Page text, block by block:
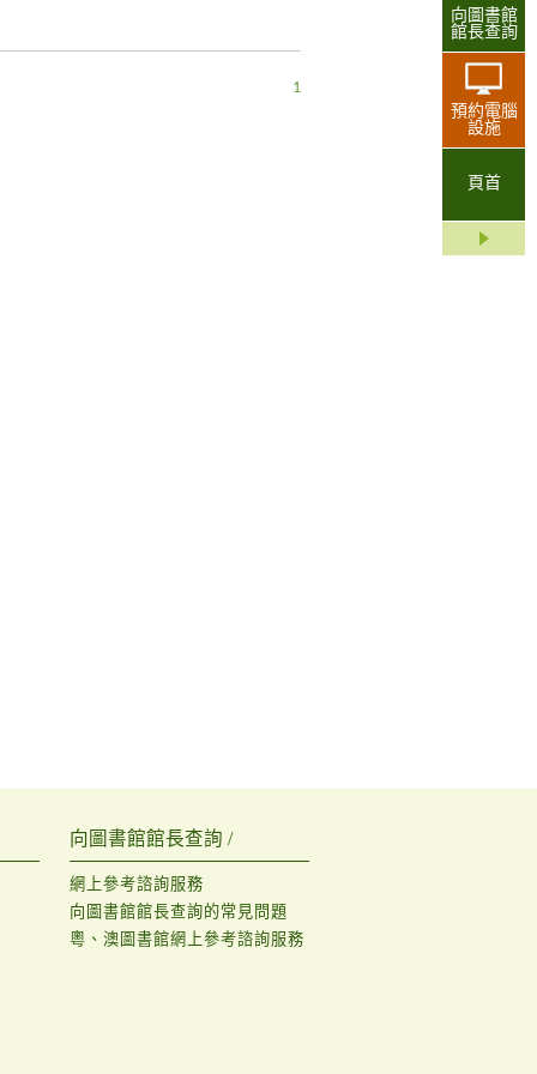
向圖書館
館長查詢
預約電腦
設施
頁首
1
向圖書館館長查詢 /
網上參考諮詢服務
向圖書館館長查詢的常見問題
粵、澳圖書館網上參考諮詢服務